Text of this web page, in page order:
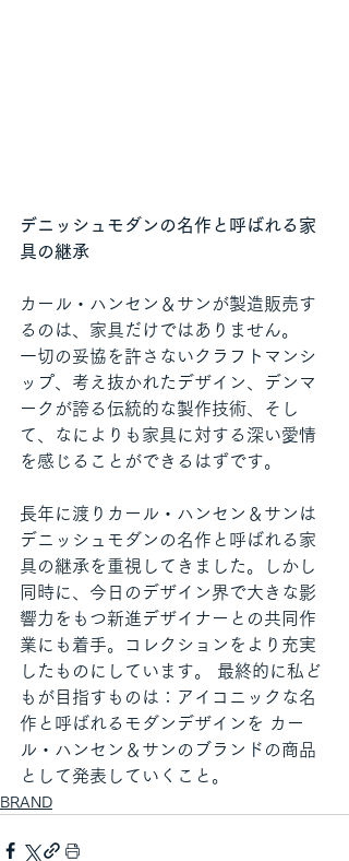
デニッシュモダンの名作と呼ばれる家
具の継承
カール・ハンセン＆サンが製造販売す
るのは、家具だけではありません。
一切の妥協を許さないクラフトマンシ
ップ、考え抜かれたデザイン、デンマ
ークが誇る伝統的な製作技術、そし
て、なによりも家具に対する深い愛情
を感じることができるはずです。
長年に渡りカール・ハンセン＆サンは
デニッシュモダンの名作と呼ばれる家
具の継承を重視してきました。しかし
同時に、今日のデザイン界で大きな影
響力をもつ新進デザイナーとの共同作
業にも着手。コレクションをより充実
したものにしています。 最終的に私ど
もが目指すものは：アイコニックな名
作と呼ばれるモダンデザインを カー
ル・ハンセン＆サンのブランドの商品
として発表していくこと。
BRAND